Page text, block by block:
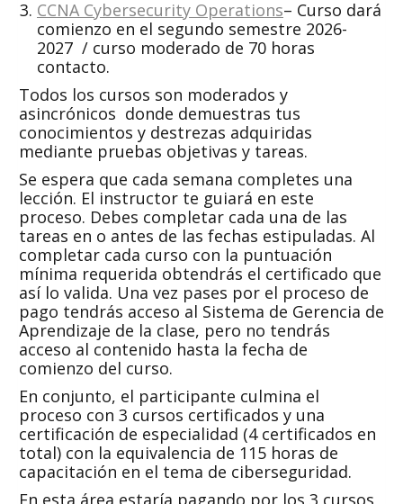
CCNA Cybersecurity Operations– Curso dará
comienzo en el segundo semestre 2026-
2027 / curso moderado de 70 horas
contacto.
Todos los cursos son moderados y
asincrónicos donde demuestras tus
conocimientos y destrezas adquiridas
mediante pruebas objetivas y tareas.
Se espera que cada semana completes una
lección. El instructor te guiará en este
proceso. Debes completar cada una de las
tareas en o antes de las fechas estipuladas. Al
completar cada curso con la puntuación
mínima requerida obtendrás el certificado que
así lo valida. Una vez pases por el proceso de
pago tendrás acceso al Sistema de Gerencia de
Aprendizaje de la clase, pero no tendrás
acceso al contenido hasta la fecha de
comienzo del curso.
En conjunto, el participante culmina el
proceso con 3 cursos certificados y una
certificación de especialidad (4 certificados en
total) con la equivalencia de 115 horas de
capacitación en el tema de ciberseguridad.
En esta área estaría pagando por los 3 cursos